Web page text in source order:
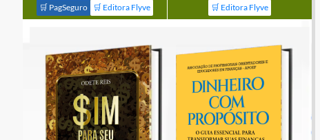
🛒 PagSeguro 🛒 Editora Flyve 🛒 Editora Flyve